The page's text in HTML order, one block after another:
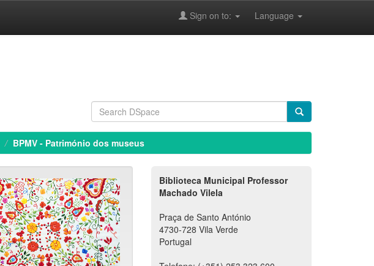
Language
Sign on to:
BPMV - Património dos museus
Biblioteca Municipal Professor
Machado Vilela
Praça de Santo António
4730-728 Vila Verde
Portugal